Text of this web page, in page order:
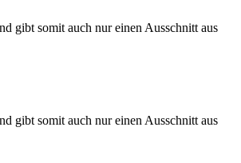
gibt somit auch nur einen Ausschnitt aus
gibt somit auch nur einen Ausschnitt aus